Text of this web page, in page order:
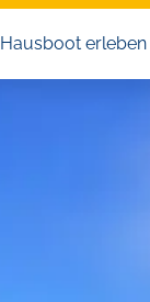
Hausboot erleben